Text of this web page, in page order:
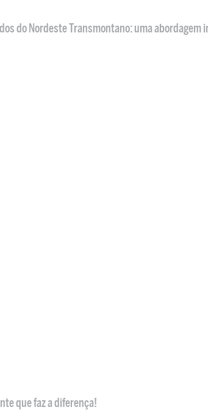
do Nordeste Transmontano: uma abordagem
que faz a diferença!